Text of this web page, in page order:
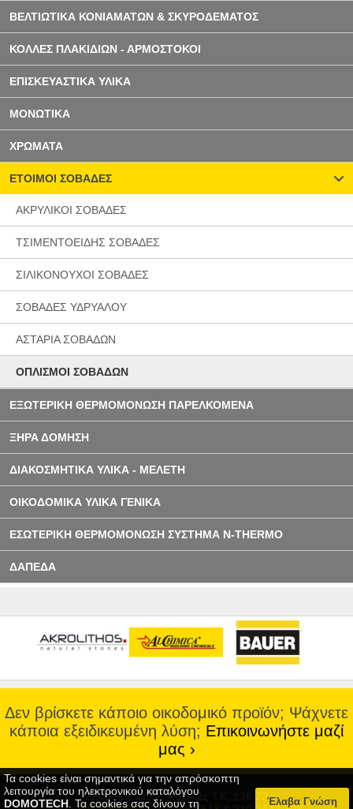
ΒΕΛΤΙΩΤΙΚΑ ΚΟΝΙΑΜΑΤΩΝ & ΣΚΥΡΟΔΕΜΑΤΟΣ
ΚΟΛΛΕΣ ΠΛΑΚΙΔΙΩΝ - ΑΡΜΟΣΤΟΚΟΙ
ΕΠΙΣΚΕΥΑΣΤΙΚΑ ΥΛΙΚΑ
ΜΟΝΩΤΙΚΑ
ΧΡΩΜΑΤΑ
ΕΤΟΙΜΟΙ ΣΟΒΑΔΕΣ
ΑΚΡΥΛΙΚΟΙ ΣΟΒΑΔΕΣ
ΤΣΙΜΕΝΤΟΕΙΔΗΣ ΣΟΒΑΔΕΣ
ΣΙΛΙΚΟΝΟΥΧΟΙ ΣΟΒΑΔΕΣ
ΣΟΒΑΔΕΣ ΥΔΡΥΑΛΟΥ
ΑΣΤΑΡΙΑ ΣΟΒΑΔΩΝ
ΟΠΛΙΣΜΟΙ ΣΟΒΑΔΩΝ
ΕΞΩΤΕΡΙΚΗ ΘΕΡΜΟΜΟΝΩΣΗ ΠΑΡΕΛΚΟΜΕΝΑ
ΞΗΡΑ ΔΟΜΗΣΗ
ΔΙΑΚΟΣΜΗΤΙΚΑ ΥΛΙΚΑ - ΜΕΛΕΤΗ
ΟΙΚΟΔΟΜΙΚΑ ΥΛΙΚΑ ΓΕΝΙΚΑ
ΕΣΩΤΕΡΙΚΗ ΘΕΡΜΟΜΟΝΩΣΗ ΣΥΣΤΗΜΑ N-THERMO
ΔΑΠΕΔΑ
Δεν βρίσκετε κάποιο οικοδομικό προϊόν; Ψάχνετε
κάποια εξειδικευμένη λύση; Επικοινωνήστε μαζί
μας ›
Δεκελείας 113A, Αχαρνές Τ.Κ. 136 72Έλαβα Γνώση
Τα cookies είναι σημαντικά για την απρόσκοπτη
λειτουργία του ηλεκτρονικού καταλόγου
DOMOTECH . Τα cookies σας δίνουν τη